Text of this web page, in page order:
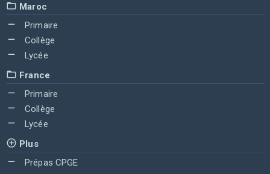
Maroc
Primaire
Collège
Lycée
France
Primaire
Collège
Lycée
Plus
Prépas CPGE